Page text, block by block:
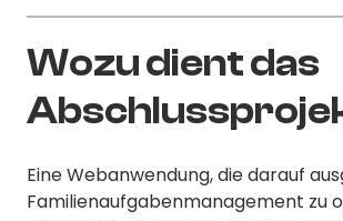
Wozu dient das
Eine Webanwendung, die darauf
Familienaufgabenmanagement zu